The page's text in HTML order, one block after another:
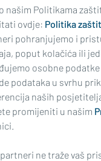
zapravo dogodilo
1995. godine?
našim Politikama
ovdje: Politika
pohranjujemo i
poput kolačića ili
osobne
podataka u svrhu
naših
promijeniti u našim
ne traže vaš